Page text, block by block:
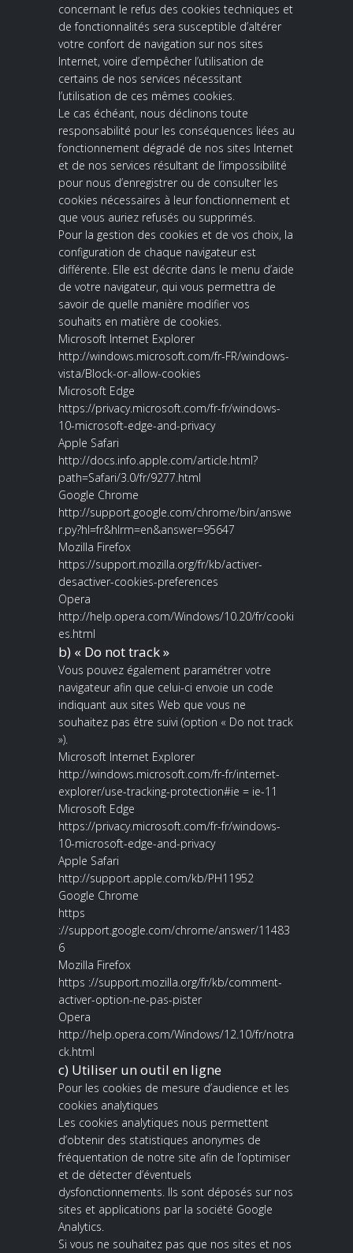
concernant le refus des cookies techniques et
de fonctionnalités sera susceptible d’altérer
votre confort de navigation sur nos sites
Internet, voire d’empêcher l’utilisation de
certains de nos services nécessitant
l’utilisation de ces mêmes cookies.
Le cas échéant, nous déclinons toute
responsabilité pour les conséquences liées au
fonctionnement dégradé de nos sites Internet
et de nos services résultant de l’impossibilité
pour nous d’enregistrer ou de consulter les
cookies nécessaires à leur fonctionnement et
que vous auriez refusés ou supprimés.
Pour la gestion des cookies et de vos choix, la
configuration de chaque navigateur est
différente. Elle est décrite dans le menu d’aide
de votre navigateur, qui vous permettra de
savoir de quelle manière modifier vos
souhaits en matière de cookies.
Microsoft Internet Explorer
http://windows.microsoft.com/fr-FR/windows-
vista/Block-or-allow-cookies
Microsoft Edge
https://privacy.microsoft.com/fr-fr/windows-
10-microsoft-edge-and-privacy
Apple Safari
http://docs.info.apple.com/article.html?
path=Safari/3.0/fr/9277.html
Google Chrome
http://support.google.com/chrome/bin/answe
r.py?hl=fr&hlrm=en&answer=95647
Mozilla Firefox
https://support.mozilla.org/fr/kb/activer-
desactiver-cookies-preferences
Opera
http://help.opera.com/Windows/10.20/fr/cooki
es.html
b) « Do not track »
Vous pouvez également paramétrer votre
navigateur afin que celui-ci envoie un code
indiquant aux sites Web que vous ne
souhaitez pas être suivi (option « Do not track
»).
Microsoft Internet Explorer
http://windows.microsoft.com/fr-fr/internet-
explorer/use-tracking-protection#ie = ie-11
Microsoft Edge
https://privacy.microsoft.com/fr-fr/windows-
10-microsoft-edge-and-privacy
Apple Safari
http://support.apple.com/kb/PH11952
Google Chrome
https
://support.google.com/chrome/answer/11483
6
Mozilla Firefox
https ://support.mozilla.org/fr/kb/comment-
activer-option-ne-pas-pister
Opera
http://help.opera.com/Windows/12.10/fr/notra
ck.html
c) Utiliser un outil en ligne
Pour les cookies de mesure d’audience et les
cookies analytiques
Les cookies analytiques nous permettent
d’obtenir des statistiques anonymes de
fréquentation de notre site afin de l’optimiser
et de détecter d’éventuels
dysfonctionnements. Ils sont déposés sur nos
sites et applications par la société Google
Analytics.
Si vous ne souhaitez pas que nos sites et nos